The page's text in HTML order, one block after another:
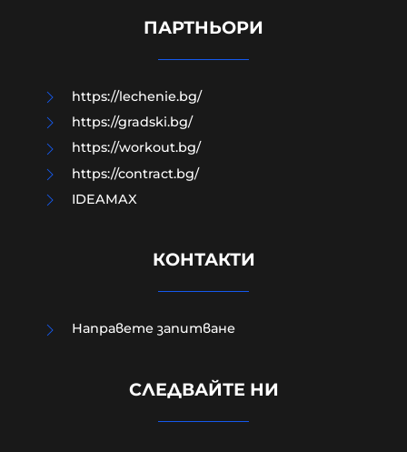
показа кой изпревари Зеленски по
ПАРТНЬОРИ
https://lechenie.bg/
https://gradski.bg/
https://workout.bg/
https://contract.bg/
IDEAMAX
КОНТАКТИ
Направете запитване
СЛЕДВАЙТЕ НИ